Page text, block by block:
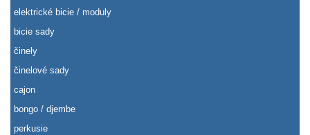
elektrické bicie / moduly
bicie sady
činely
činelové sady
cajon
bongo / djembe
perkusie